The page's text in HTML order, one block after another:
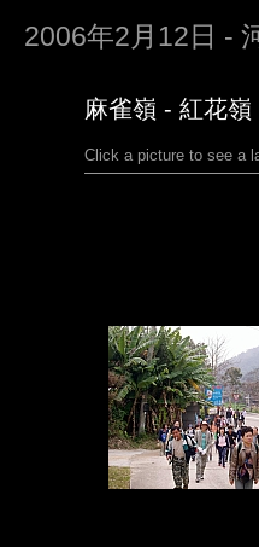
2006年2月12日 -
麻雀嶺 - 紅花
Click a picture to see a